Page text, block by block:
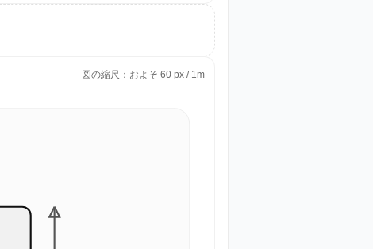
図の縮尺：およそ 60 px / 1m